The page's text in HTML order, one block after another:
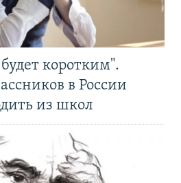
коротким".
в России
из школ